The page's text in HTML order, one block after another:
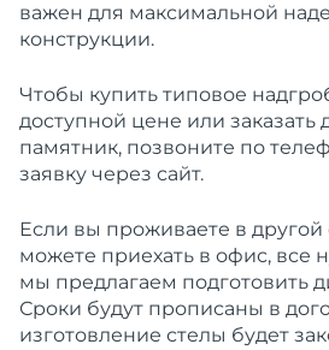
важен для максимальной
конструкции.
Чтобы купить типовое
доступной цене или заказать
памятник, позвоните по
заявку через сайт.
Если вы проживаете в другой
можете приехать в офис, все
мы предлагаем подготовить
Сроки будут прописаны в
изготовление стелы будет